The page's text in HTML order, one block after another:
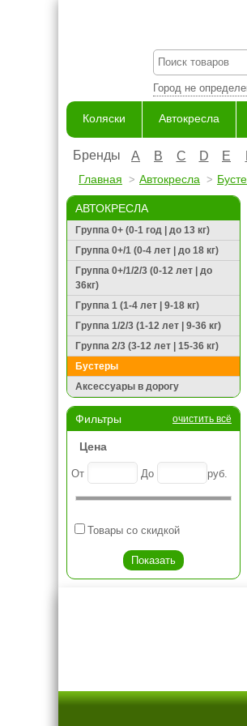
Город не
Коляски Автокресла
Бренды A B C D E
Главная Автокресла
АВТОКРЕСЛА
Группа 0+ (0-1 год | до 13 кг)
Группа 0+/1 (0-4 лет | до 18 кг)
Группа 0+/1/2/3 (0-12 лет | до
36кг)
Группа 1 (1-4 лет | 9-18 кг)
Группа 1/2/3 (1-12 лет | 9-36 кг)
Группа 2/3 (3-12 лет | 15-36 кг)
Бустеры
Аксессуары в дорогу
Фильтры очистить всё
Цена
От До руб.
Товары со скидкой